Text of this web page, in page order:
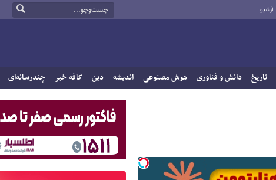
آرشیو
تاریخ دانش و فناوری هوش مصنوعی اندیشه دین کافه خبر چندرسانه‌ای